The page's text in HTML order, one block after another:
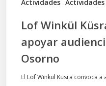
Actividades
Lof Winkül
apoyar
Osorno
El Lof Winkül Küsra convoca